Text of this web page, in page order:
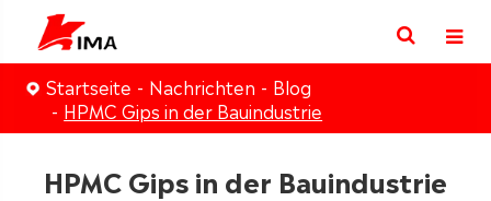
Startseite Nachrichten
Blog
HPMC Gips in der Bauindustrie
HPMC Gips in der Bauindustrie